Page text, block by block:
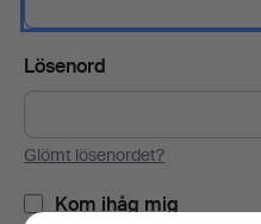
Lösenord
Glömt lösenordet?
Kom ihåg mig